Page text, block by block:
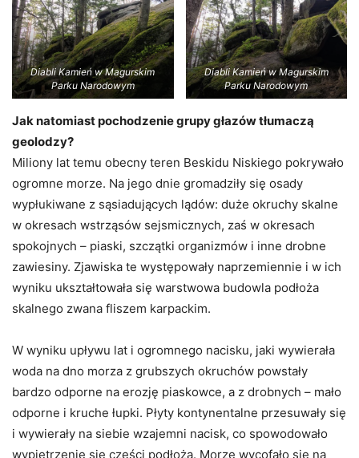
Diabli Kamień w Magurskim
Parku Narodowym
Diabli Kamień w Magurskim
Parku Narodowym
Jak natomiast pochodzenie grupy głazów tłumaczą
geolodzy?
Miliony lat temu obecny teren Beskidu Niskiego pokrywało
ogromne morze. Na jego dnie gromadziły się osady
wypłukiwane z sąsiadujących lądów: duże okruchy skalne
w okresach wstrząsów sejsmicznych, zaś w okresach
spokojnych – piaski, szczątki organizmów i inne drobne
zawiesiny. Zjawiska te występowały naprzemiennie i w ich
wyniku ukształtowała się warstwowa budowla podłoża
skalnego zwana fliszem karpackim.
W wyniku upływu lat i ogromnego nacisku, jaki wywierała
woda na dno morza z grubszych okruchów powstały
bardzo odporne na erozję piaskowce, a z drobnych – mało
odporne i kruche łupki. Płyty kontynentalne przesuwały się
i wywierały na siebie wzajemni nacisk, co spowodowało
wypiętrzenie się części podłoża. Morze wycofało się na